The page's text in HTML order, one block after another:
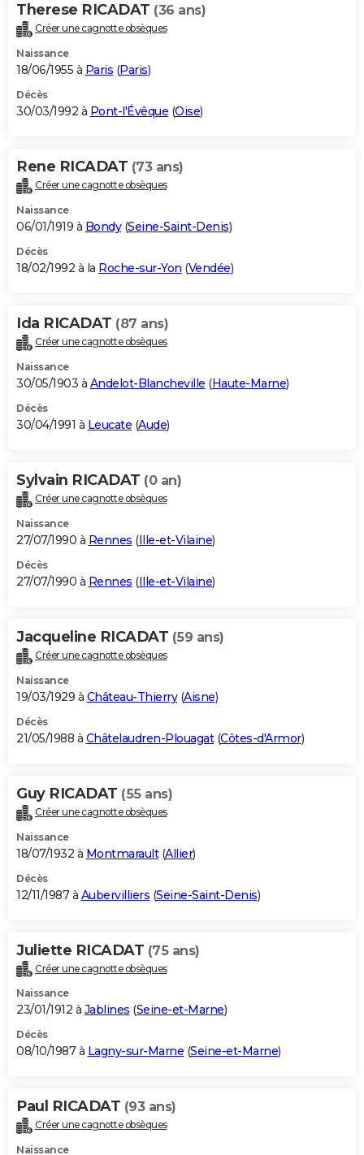
Therese RICADAT (36 ans)
Créer une cagnotte obsèques
Naissance
18/06/1955 à Paris (Paris)
Décès
30/03/1992 à Pont-l'Évêque (Oise)
Rene RICADAT (73 ans)
Créer une cagnotte obsèques
Naissance
06/01/1919 à Bondy(Seine-Saint-Denis)
Décès
18/02/1992 à la Roche-sur-Yon (Vendée)
Ida RICADAT (87 ans)
Créer une cagnotte obsèques
Naissance
30/05/1903 à Andelot-Blancheville (Haute-Marne)
Décès
30/04/1991 à Leucate (Aude)
Sylvain RICADAT (0 an)
Créer une cagnotte obsèques
Naissance
27/07/1990 à Rennes (Ille-et-Vilaine)
Décès
27/07/1990 à Rennes (Ille-et-Vilaine)
Jacqueline RICADAT (59 ans)
Créer une cagnotte obsèques
Naissance
19/03/1929 à Château-Thierry(Aisne)
Décès
21/05/1988 à Châtelaudren-Plouagat(Côtes-d'Armor)
Guy RICADAT (55 ans)
Créer une cagnotte obsèques
Naissance
18/07/1932 à Montmarault(Allier)
Décès
12/11/1987 à Aubervilliers (Seine-Saint-Denis)
Juliette RICADAT (75 ans)
Créer une cagnotte obsèques
Naissance
23/01/1912 à Jablines (Seine-et-Marne)
Décès
08/10/1987 à Lagny-sur-Marne (Seine-et-Marne)
Paul RICADAT (93 ans)
Créer une cagnotte obsèques
Naissance